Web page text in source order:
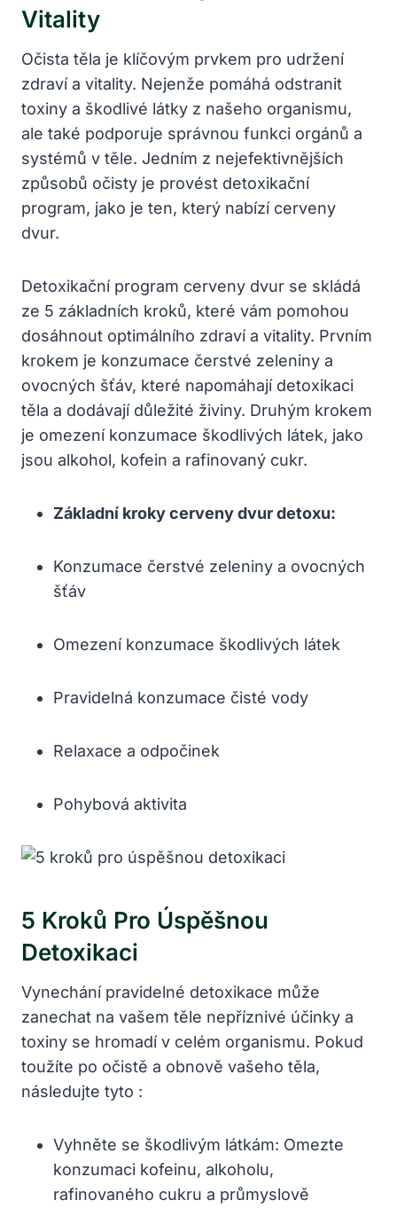
Vitality
Očista těla je klíčovým prvkem pro udržení
zdraví a vitality. Nejenže pomáhá odstranit
toxiny a škodlivé látky z našeho organismu,
ale také podporuje správnou funkci orgánů a
systémů v těle. Jedním z nejefektivnějších
způsobů očisty je provést detoxikační
program, jako je ten, který nabízí cerveny
dvur.
Detoxikační program cerveny dvur se skládá
ze 5 základních kroků, které vám pomohou
dosáhnout optimálního zdraví a vitality. Prvním
krokem je konzumace čerstvé zeleniny a
ovocných šťáv, které napomáhají detoxikaci
těla a dodávají důležité živiny. Druhým krokem
je omezení konzumace škodlivých látek, jako
jsou alkohol, kofein a rafinovaný cukr.
Základní kroky cerveny dvur detoxu:
Konzumace čerstvé zeleniny a ovocných
šťáv
Omezení konzumace škodlivých látek
Pravidelná konzumace čisté vody
Relaxace a odpočinek
Pohybová aktivita
5 Kroků Pro Úspěšnou
Detoxikaci
Vynechání pravidelné detoxikace může
zanechat na vašem těle nepříznivé účinky a
toxiny se hromadí v celém organismu. Pokud
toužíte po očistě a obnově vašeho těla,
následujte tyto :
Vyhněte se škodlivým látkám: Omezte
konzumaci kofeinu, alkoholu,
rafinovaného cukru a průmyslově